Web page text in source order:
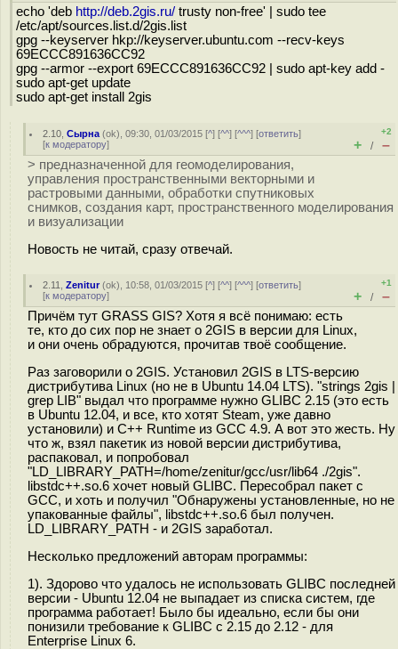
echo 'deb http://deb.2gis.ru/ trusty non-free' | sudo tee
/etc/apt/sources.list.d/2gis.list
gpg --keyserver hkp://keyserver.ubuntu.com --recv-keys
69ECCC891636CC92
gpg --armor --export 69ECCC891636CC92 | sudo apt-key add -
sudo apt-get update
sudo apt-get install 2gis
2.10 ,Сырна (ok), 09:30, 01/03/2015 [^] [^^] [^^^] [ответить]
[к модератору]
+2
+ / –
> предназначенной для геомоделирования,
управления пространственными векторными и
растровыми данными, обработки спутниковых
снимков, создания карт, пространственного моделирования
и визуализации
Новость не читай, сразу отвечай.
2.11 ,Zenitur(ok), 10:58, 01/03/2015 [^] [^^] [^^^] [ответить]
[к модератору]
+1
+ / –
Причём тут GRASS GIS? Хотя я всё понимаю: есть
те, кто до сих пор не знает о 2GIS в версии для Linux,
и они очень обрадуются, прочитав твоё сообщение.
Раз заговорили о 2GIS. Установил 2GIS в LTS-версию
дистрибутива Linux (но не в Ubuntu 14.04 LTS). "strings 2gis |
grep LIB" выдал что программе нужно GLIBC 2.15 (это есть
в Ubuntu 12.04, и все, кто хотят Steam, уже давно
установили) и C++ Runtime из GCC 4.9. А вот это жесть. Ну
что ж, взял пакетик из новой версии дистрибутива,
распаковал, и попробовал
"LD_LIBRARY_PATH=/home/zenitur/gcc/usr/lib64 ./2gis".
libstdc++.so.6 хочет новый GLIBC. Пересобрал пакет с
GCC, и хоть и получил "Обнаружены установленные, но не
упакованные файлы", libstdc++.so.6 был получен.
LD_LIBRARY_PATH - и 2GIS заработал.
Несколько предложений авторам программы:
1). Здорово что удалось не использовать GLIBC последней
версии - Ubuntu 12.04 не выпадает из списка систем, где
программа работает! Было бы идеально, если бы они
понизили требование к GLIBC с 2.15 до 2.12 - для
Enterprise Linux 6.